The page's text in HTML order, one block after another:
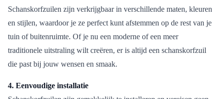
Schanskorfzuilen zijn verkrijgbaar in verschillende maten, kleuren
en stijlen, waardoor je ze perfect kunt afstemmen op de rest van je
tuin of buitenruimte. Of je nu een moderne of een meer
traditionele uitstraling wilt creëren, er is altijd een schanskorfzuil
die past bij jouw wensen en smaak.
4. Eenvoudige installatie